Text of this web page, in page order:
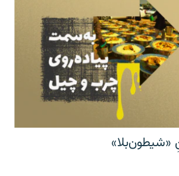
«شیطون‌بلا»